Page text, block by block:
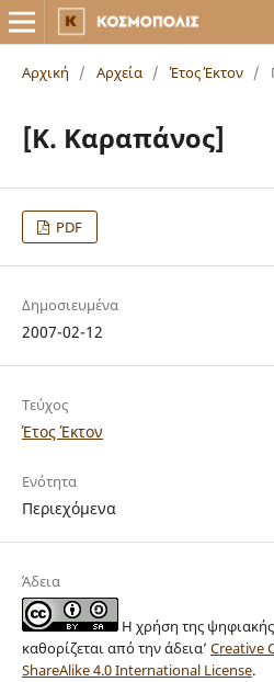
Αρχική / Αρχεία / Έτος Έκτον /
[Κ. Καραπάνος]
PDF
Δημοσιευμένα
2007-02-12
Τεύχος
Έτος Έκτον
Ενότητα
Περιεχόμενα
Άδεια
Η χρήση της
καθορίζεται από την άδεια’ Creative
ShareAlike 4.0 International License.